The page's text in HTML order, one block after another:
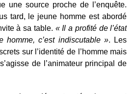
une source proche de l’enquête.
tard, le jeune homme est abordé
à sa table. « Il a profité de l’état
homme, c’est indiscutable ». Les
sur l’identité de l’homme mais
de l’animateur principal de